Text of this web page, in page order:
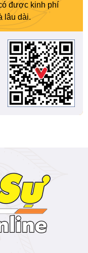
được kinh phí
lâu dài.